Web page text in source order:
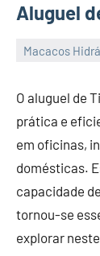
Aluguel
Macacos
November
de
2023
O aluguel de
prática e
em oficinas,
domésticas.
capacidade
tornou-se
explorar